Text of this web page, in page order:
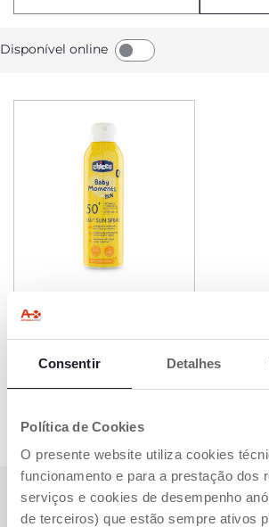
Consentir Detalhes
Política de Cookies
O presente website utiliza cookies
funcionamento e para a prestação dos
serviços e cookies de desempenho
de terceiros) que estão sempre ativos
Disponível online
360 Spray Solar SPF 50+
ADICIONAR
SUBSCREVA A NOSSA